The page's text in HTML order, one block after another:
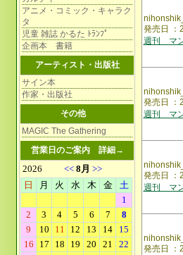
アニメ・コミック・キャラク
タ
児童 雑誌 かるた ﾄﾗﾝﾌﾟ
企画本 書籍
アーティスト・出版社
サイン本
作家・出版社
その他
MAGIC The Gathering
営業日のご案内 詳細→
発売日
週刊 マ
発売日
週刊 マ
発売日
週刊 マ
発売日